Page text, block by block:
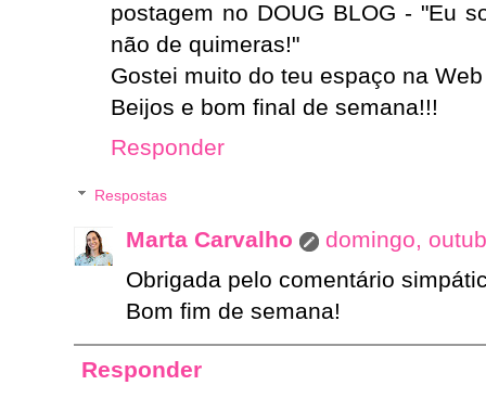
postagem no DOUG BLOG - "Eu
não de quimeras!"
Gostei muito do teu espaço na
Beijos e bom final de semana!!!
Responder
Respostas
Marta Carvalho
domingo,
Obrigada pelo comentário
Bom fim de semana!
Responder